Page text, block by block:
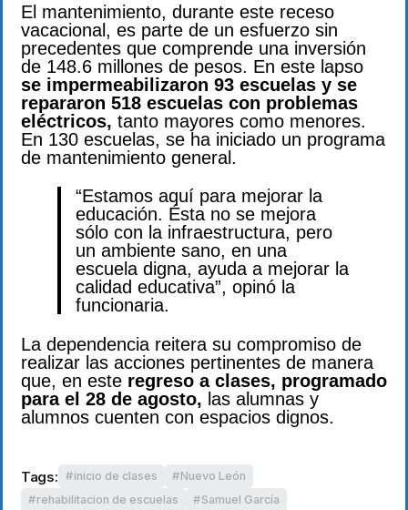
El mantenimiento, durante este receso
vacacional, es parte de un esfuerzo sin
precedentes que comprende una inversión
de 148.6 millones de pesos. En este lapso
se impermeabilizaron 93 escuelas y se
repararon 518 escuelas con problemas
eléctricos, tanto mayores como menores.
En 130 escuelas, se ha iniciado un programa
de mantenimiento general.
“Estamos aquí para mejorar la
educación. Ésta no se mejora
sólo con la infraestructura, pero
un ambiente sano, en una
escuela digna, ayuda a mejorar la
calidad educativa”, opinó la
funcionaria.
La dependencia reitera su compromiso de
realizar las acciones pertinentes de manera
que, en este regreso a clases, programado
para el 28 de agosto, las alumnas y
alumnos cuenten con espacios dignos.
Tags: inicio de clases
Nuevo León
rehabilitacion de escuelas
Samuel García